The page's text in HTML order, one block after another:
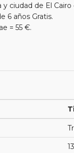
ciudad de El
6 años Gratis.
= 55 €.